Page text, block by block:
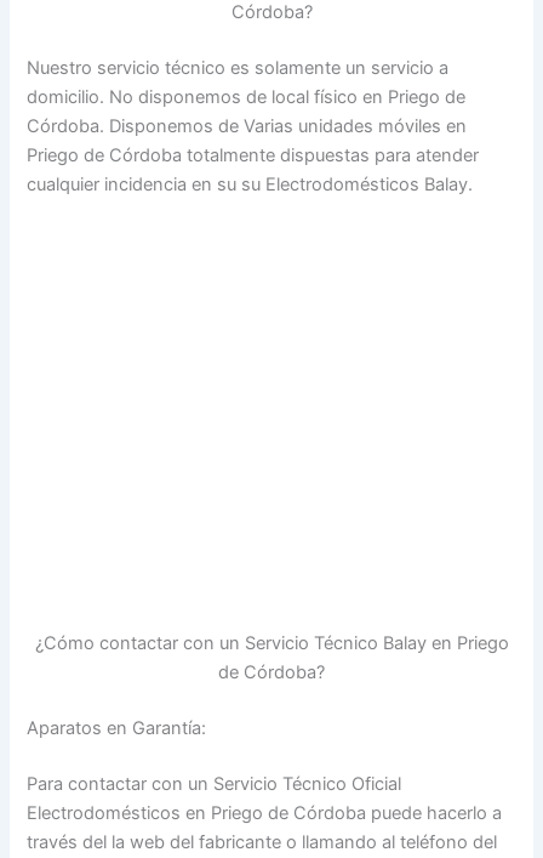
Córdoba?
Nuestro servicio técnico es solamente un servicio a
domicilio. No disponemos de local físico en Priego de
Córdoba. Disponemos de Varias unidades móviles en
Priego de Córdoba totalmente dispuestas para atender
cualquier incidencia en su su Electrodomésticos Balay.
¿Cómo contactar con un Servicio Técnico Balay en Priego
de Córdoba?
Aparatos en Garantía:
Para contactar con un Servicio Técnico Oficial
Electrodomésticos en Priego de Córdoba puede hacerlo a
través del la web del fabricante o llamando al teléfono del